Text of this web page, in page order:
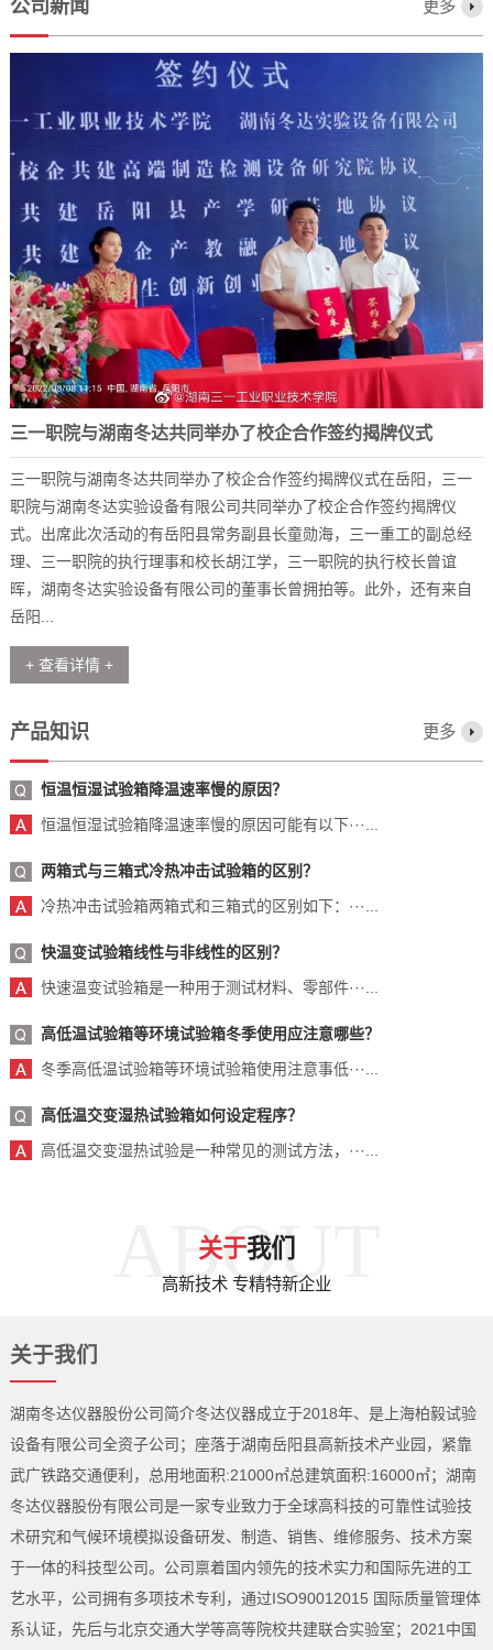
公司新闻 更多
三一职院与湖南冬达共同举办了校企合作签约揭牌仪式
2023-12-07
三一职院与湖南冬达共同举办了校企合作签约揭牌仪式在岳阳，三一
职院与湖南冬达实验设备有限公司共同举办了校企合作签约揭牌仪
式。出席此次活动的有岳阳县常务副县长童勋海，三一重工的副总经
理、三一职院的执行理事和校长胡江学，三一职院的执行校长曾谊
晖，湖南冬达实验设备有限公司的董事长曾拥拍等。此外，还有来自
岳阳...
+ 查看详情 +
产品知识 更多
恒温恒湿试验箱降温速率慢的原因？
恒温恒湿试验箱降温速率慢的原因可能有以下···...
两箱式与三箱式冷热冲击试验箱的区别？
冷热冲击试验箱两箱式和三箱式的区别如下：···...
快温变试验箱线性与非线性的区别？
快速温变试验箱是一种用于测试材料、零部件···...
高低温试验箱等环境试验箱冬季使用应注意哪些？
冬季高低温试验箱等环境试验箱使用注意事低···...
高低温交变湿热试验箱如何设定程序？
高低温交变湿热试验是一种常见的测试方法，···...
ABOUT
关于我们
高新技术 专精特新企业
关于我们
湖南冬达仪器股份公司简介冬达仪器成立于2018年、是上海柏毅试验
设备有限公司全资子公司；座落于湖南岳阳县高新技术产业园，紧靠
武广铁路交通便利，总用地面积:21000㎡总建筑面积:16000㎡；湖南
冬达仪器股份有限公司是一家专业致力于全球高科技的可靠性试验技
术研究和气候环境模拟设备研发、制造、销售、维修服务、技术方案
于一体的科技型公司。公司禀着国内领先的技术实力和国际先进的工
艺水平，公司拥有多项技术专利，通过ISO90012015 国际质量管理体
系认证，先后与北京交通大学等高等院校共建联合实验室；2021中国